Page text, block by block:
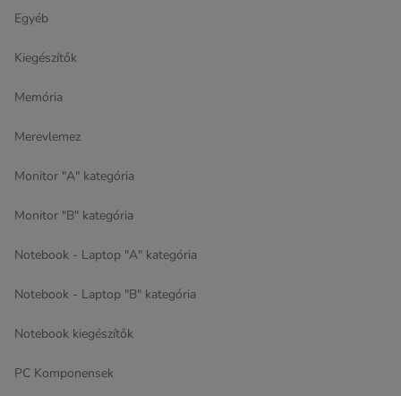
Egyéb
Kiegészítők
Memória
Merevlemez
Monitor "A" kategória
Monitor "B" kategória
Notebook - Laptop "A" kategória
Notebook - Laptop "B" kategória
Notebook kiegészítők
PC Komponensek